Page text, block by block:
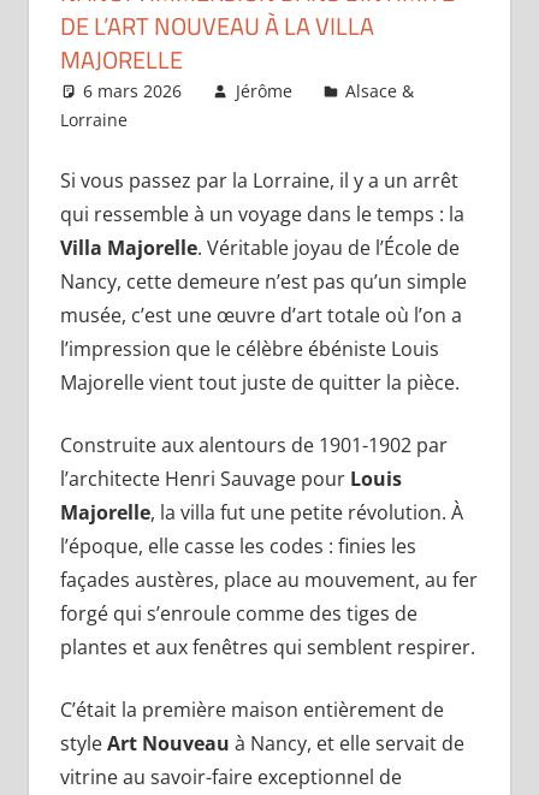
DE L’ART NOUVEAU À LA VILLA
MAJORELLE
6 mars 2026 Jérôme
Alsace &
Lorraine
Si vous passez par la Lorraine, il y a un arrêt
qui ressemble à un voyage dans le temps : la
Villa Majorelle. Véritable joyau de l’École de
Nancy, cette demeure n’est pas qu’un simple
musée, c’est une œuvre d’art totale où l’on a
l’impression que le célèbre ébéniste Louis
Majorelle vient tout juste de quitter la pièce.
Construite aux alentours de 1901-1902 par
l’architecte Henri Sauvage pour Louis
Majorelle, la villa fut une petite révolution. À
l’époque, elle casse les codes : finies les
façades austères, place au mouvement, au fer
forgé qui s’enroule comme des tiges de
plantes et aux fenêtres qui semblent respirer.
C’était la première maison entièrement de
styleArt Nouveau à Nancy, et elle servait de
vitrine au savoir-faire exceptionnel de